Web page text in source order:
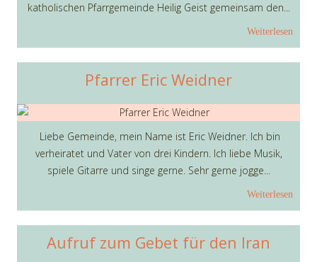
katholischen Pfarrgemeinde Heilig Geist gemeinsam den...
Weiterlesen
Pfarrer Eric Weidner
Liebe Gemeinde, mein Name ist Eric Weidner. Ich bin
verheiratet und Vater von drei Kindern. Ich liebe Musik,
spiele Gitarre und singe gerne. Sehr gerne jogge...
Weiterlesen
Aufruf zum Gebet für den Iran